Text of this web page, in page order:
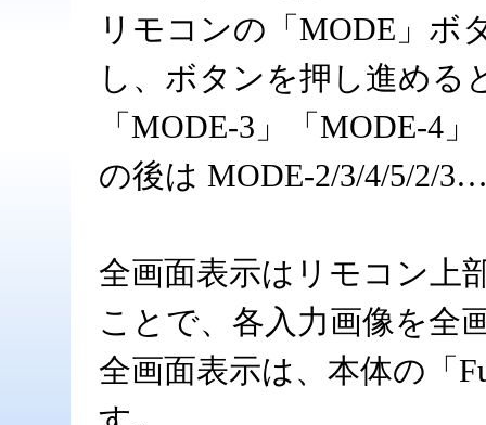
リモコンの「MODE」ボ
し、ボタンを押し進める
「MODE-3」「MODE-4
の後は MODE-2/3/4/5/2/
全画面表示はリモコン上
ことで、各入力画像を全
全画面表示は、本体の「